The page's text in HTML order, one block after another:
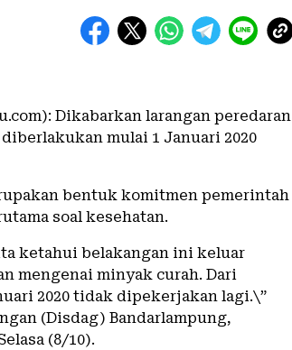
Dikabarkan larangan peredaran
mulai 1 Januari 2020
bentuk komitmen pemerintah
soal kesehatan.
ketahui belakangan ini keluar
mengenai minyak curah. Dari
2020 tidak dipekerjakan lagi.\”
(Disdag) Bandarlampung,
(8/10).